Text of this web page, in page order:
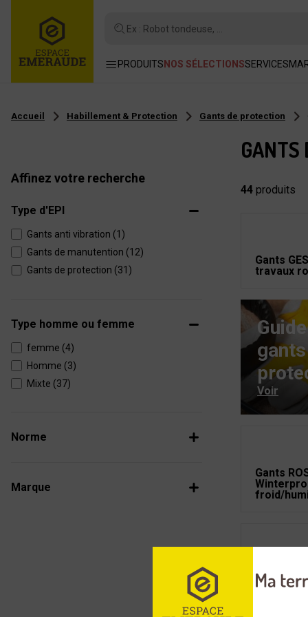
Ex : Robot tondeuse, ...
PRODUITS NOS SÉLECTIONSSERVICES
Accueil Habillement & Protection Gants de protection
Affinez votre recherche
Type d'EPI
Gants anti vibration (1)
Gants de manutention (12)
Gants de protection (31)
Type homme ou femme
femme (4)
Homme (3)
Mixte (37)
Norme
Marque
GANTS
44 produits
Gants
travaux
Voir
Gants
froid/
Gants de
bricolage